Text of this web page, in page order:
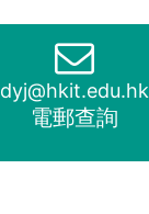
dyj@hkit.edu.hk
電郵查詢